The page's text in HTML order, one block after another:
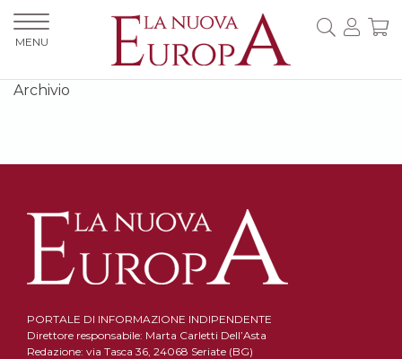
Archivio
PORTALE DI INFORMAZIONE INDIPENDENTE
Direttore responsabile: Marta Carletti Dell’Asta
Redazione: via Tasca 36, 24068 Seriate (BG)
MENU